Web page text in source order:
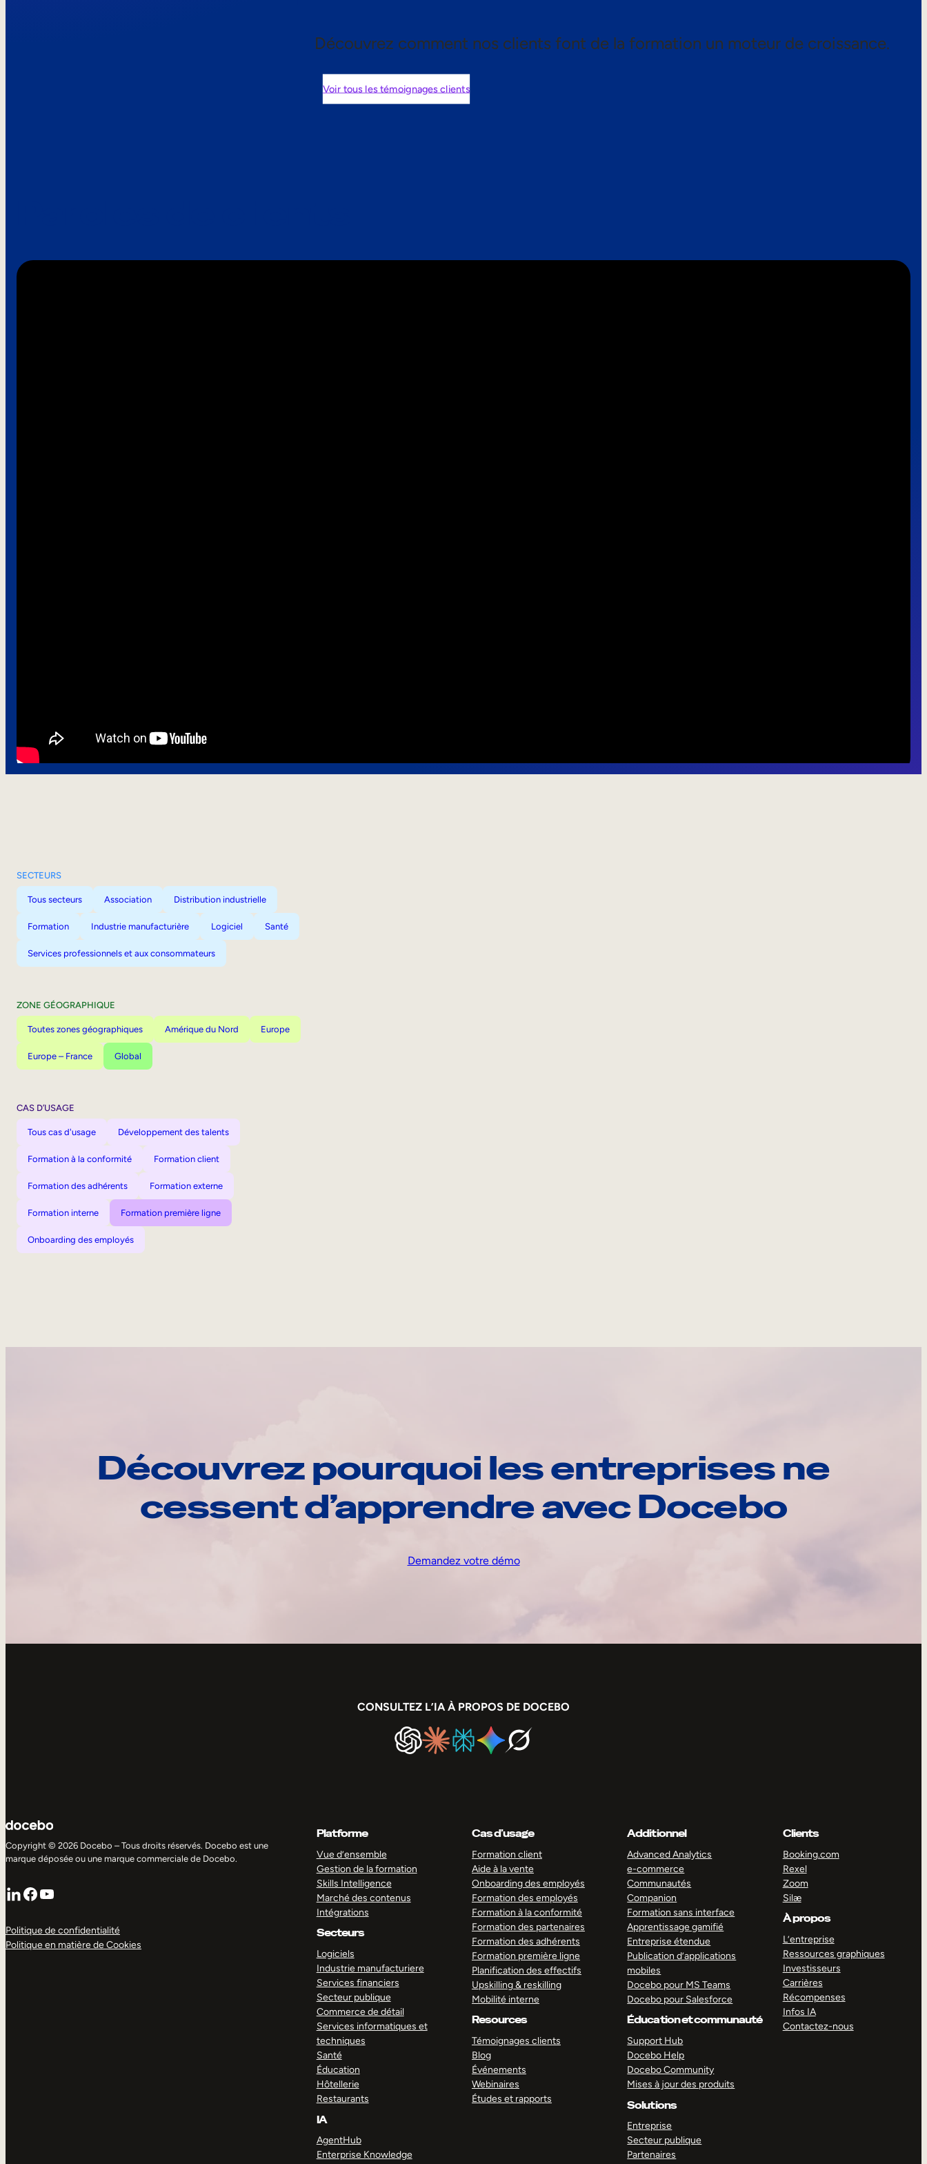
Découvrez comment nos clients font de la formation un moteur de croissance.
Voir tous les témoignages clients
SECTEURS
Tous secteurs Association Distribution industrielle
Formation Industrie manufacturière Logiciel Santé
Services professionnels et aux consommateurs
ZONE GÉOGRAPHIQUE
Toutes zones géographiques Amérique du Nord Europe
Europe – France Global
CAS D’USAGE
Tous cas d'usage Développement des talents
Formation à la conformité Formation client
Formation des adhérents Formation externe
Formation interne Formation première ligne
Onboarding des employés
Découvrez pourquoi les entreprises ne
cessent d’apprendre avec Docebo
Demandez votre démo
CONSULTEZ L’IA À PROPOS DE DOCEBO
Copyright © 2026 Docebo – Tous droits réservés. Docebo est une
marque déposée ou une marque commerciale de Docebo.
LinkedIn
Facebook
YouTube
Politique de confidentialité
Politique en matière de Cookies
Platforme
Vue d’ensemble
Gestion de la formation
Skills Intelligence
Marché des contenus
Intégrations
Secteurs
Logiciels
Industrie manufacturiere
Services financiers
Secteur publique
Commerce de détail
Services informatiques et
techniques
Santé
Éducation
Hôtellerie
Restaurants
IA
AgentHub
Enterprise Knowledge
Cas d’usage
Formation client
Aide à la vente
Onboarding des employés
Formation des employés
Formation à la conformité
Formation des partenaires
Formation des adhérents
Formation première ligne
Planification des effectifs
Upskilling & reskilling
Mobilité interne
Resources
Témoignages clients
Blog
Événements
Webinaires
Études et rapports
Additionnel
Advanced Analytics
e-commerce
Communautés
Companion
Formation sans interface
Apprentissage gamifié
Entreprise étendue
Publication d’applications
mobiles
Docebo pour MS Teams
Docebo pour Salesforce
Éducation et communauté
Support Hub
Docebo Help
Docebo Community
Mises à jour des produits
Solutions
Entreprise
Secteur publique
Partenaires
Clients
Booking.com
Rexel
Zoom
Silæ
À propos
L’entreprise
Ressources graphiques
Investisseurs
Carrières
Récompenses
Infos IA
Contactez-nous